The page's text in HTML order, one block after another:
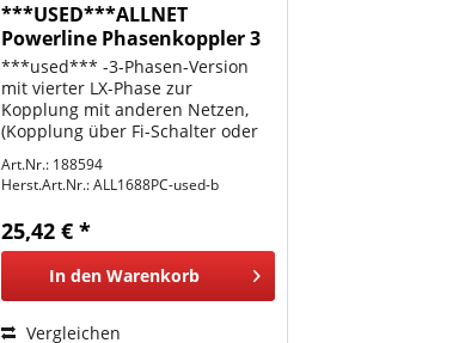
***USED***ALLNET
Powerline Phasenkoppler 3
Phasen + LX "passiv"
ALL1688PC***used*** B-
Ware
***used*** -3-Phasen-Version
mit vierter LX-Phase zur
Kopplung mit anderen Netzen,
(Kopplung über Fi-Schalter oder
ALL16881PC erlaubt !) -
Frequenzbereich 1-70 MHz -AC
250 / 440 V, 4 x 22nF X2, 3-phasig
(Lx an L3...
Art.Nr.: 188594
Herst.Art.Nr.:ALL1688PC-used-b
25,42 € *
In den Warenkorb
Vergleichen